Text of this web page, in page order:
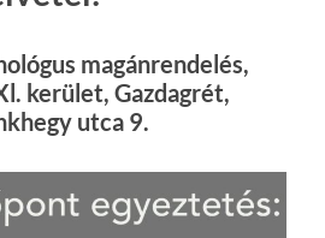
magánrendelés,
kerület, Gazdagrét,
utca 9.